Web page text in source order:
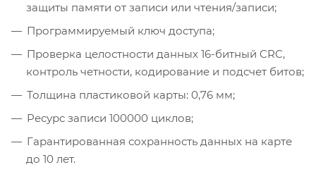
защиты памяти от записи или чтения/записи;
Программируемый ключ доступа;
Проверка целостности данных 16-битный CRC,
контроль четности, кодирование и подсчет битов;
Толщина пластиковой карты: 0,76 мм;
Ресурс записи 100000 циклов;
Гарантированная сохранность данных на карте
до 10 лет.